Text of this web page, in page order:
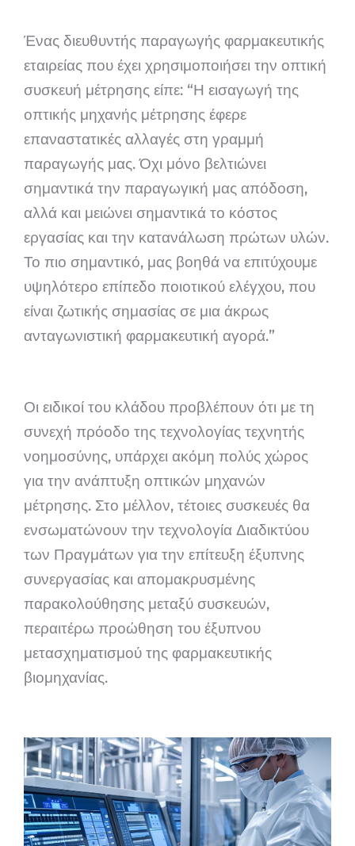
Ένας διευθυντής παραγωγής φαρμακευτικής
εταιρείας που έχει χρησιμοποιήσει την οπτική
συσκευή μέτρησης είπε: “Η εισαγωγή της
οπτικής μηχανής μέτρησης έφερε
επαναστατικές αλλαγές στη γραμμή
παραγωγής μας. Όχι μόνο βελτιώνει
σημαντικά την παραγωγική μας απόδοση,
αλλά και μειώνει σημαντικά το κόστος
εργασίας και την κατανάλωση πρώτων υλών.
Το πιο σημαντικό, μας βοηθά να επιτύχουμε
υψηλότερο επίπεδο ποιοτικού ελέγχου, που
είναι ζωτικής σημασίας σε μια άκρως
ανταγωνιστική φαρμακευτική αγορά.”
Οι ειδικοί του κλάδου προβλέπουν ότι με τη
συνεχή πρόοδο της τεχνολογίας τεχνητής
νοημοσύνης, υπάρχει ακόμη πολύς χώρος
για την ανάπτυξη οπτικών μηχανών
μέτρησης. Στο μέλλον, τέτοιες συσκευές θα
ενσωματώνουν την τεχνολογία Διαδικτύου
των Πραγμάτων για την επίτευξη έξυπνης
συνεργασίας και απομακρυσμένης
παρακολούθησης μεταξύ συσκευών,
περαιτέρω προώθηση του έξυπνου
μετασχηματισμού της φαρμακευτικής
βιομηχανίας.